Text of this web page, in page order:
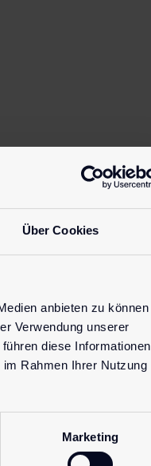
Über Cookies
anbieten zu können
Verwendung unserer
diese Informationen
Rahmen Ihrer Nutzung
Marketing